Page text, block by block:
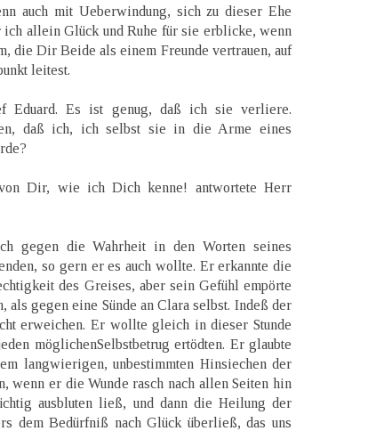
auch mit Ueberwindung, sich zu dieser Ehe
allein Glück und Ruhe für sie erblicke, wenn
die Dir Beide als einem Freunde vertrauen, auf
leitest.
Eduard. Es ist genug, daß ich sie verliere.
daß ich, ich selbst sie in die Arme eines
Dir, wie ich Dich kenne! antwortete Herr
gegen die Wahrheit in den Worten seines
so gern er es auch wollte. Er erkannte die
des Greises, aber sein Gefühl empörte
als gegen eine Sünde an Clara selbst. Indeß der
erweichen. Er wollte gleich in dieser Stunde
möglichenSelbstbetrug ertödten. Er glaubte
langwierigen, unbestimmten Hinsiechen der
wenn er die Wunde rasch nach allen Seiten hin
ausbluten ließ, und dann die Heilung der
dem Bedürfniß nach Glück überließ, das uns